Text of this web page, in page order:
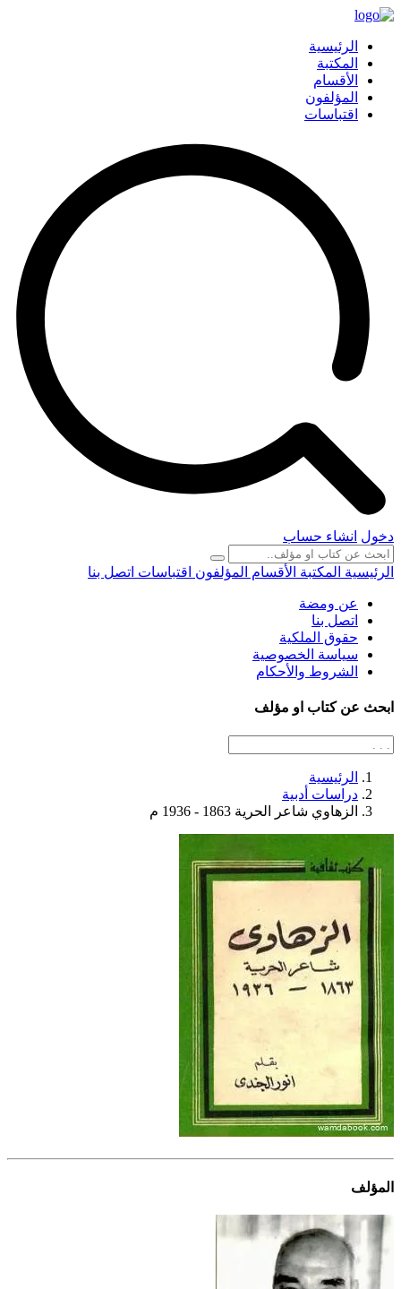
الرئيسية
المكتبة
الأقسام
المؤلفون
اقتباسات
دخول انشاء حساب
الرئيسية المكتبة الأقسام المؤلفون اقتباسات اتصل بنا
عن ومضة
اتصل بنا
حقوق الملكية
سياسة الخصوصية
الشروط والأحكام
ابحث عن كتاب او مؤلف
الرئيسية
دراسات أدبية
الزهاوي شاعر الحرية 1863 - 1936 م
المؤلف